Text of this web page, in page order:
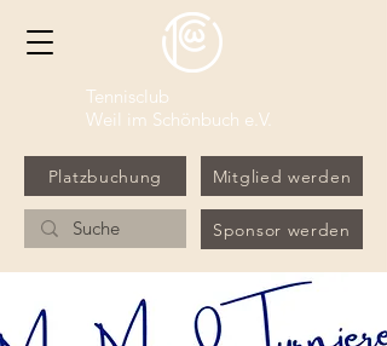
Tennisclub
Weil im Schönbuch e.V.
Platzbuchung Mitglied werden
Sponsor werden